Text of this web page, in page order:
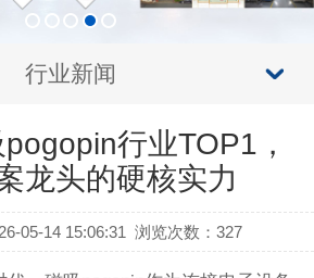
行业新闻
行业TOP1，
龙头的硬核实力
05-14 15:06:31 浏览次数：327